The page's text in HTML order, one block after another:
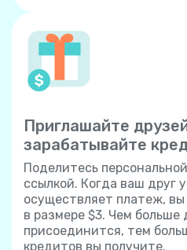
Приглашайте
зарабатывайте
Поделитесь
ссылкой. Когда ваш друг
осуществляет платеж,
в размере $3. Чем больше
присоединится, тем
кредитов вы получите.